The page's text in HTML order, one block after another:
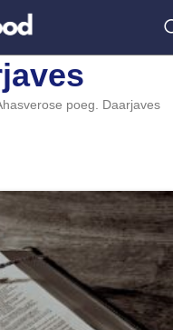
poeg. Daarjaves